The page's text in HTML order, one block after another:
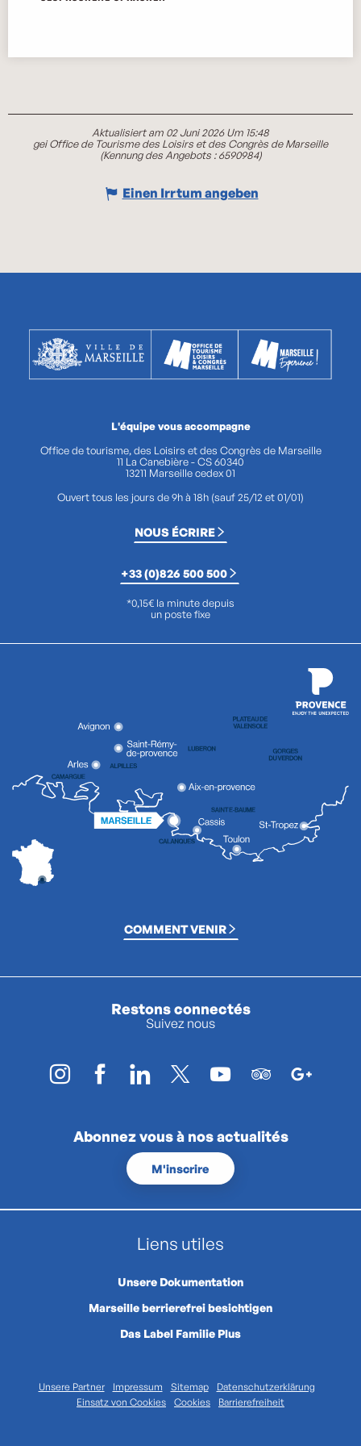
Aktualisiert am 02 Juni 2026 Um 15:48
gei Office de Tourisme des Loisirs et des Congrès de Marseille
(Kennung des Angebots :6590984)
Einen Irrtum angeben
L'équipe vous accompagne
Office de tourisme, des Loisirs et des Congrès de Marseille
11 La Canebière - CS 60340
13211 Marseille cedex 01
Ouvert tous les jours de 9h à 18h (sauf 25/12 et 01/01)
NOUS ÉCRIRE
+33 (0)826 500 500
*0,15€ la minute depuis
un poste fixe
COMMENT VENIR
Restons connectés
Suivez nous
Abonnez vous à nos actualités
M'inscrire
Liens utiles
Unsere Dokumentation
Marseille berrierefrei besichtigen
Das Label Familie Plus
Unsere Partner Impressum Sitemap
Datenschutzerklärung
Einsatz von Cookies
Cookies Barrierefreiheit